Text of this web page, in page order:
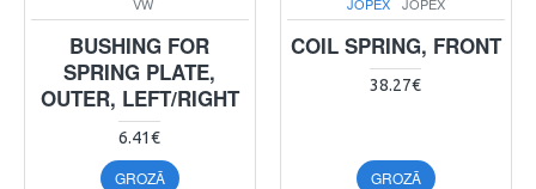
BUSHING FOR
SPRING PLATE,
OUTER, LEFT/RIGHT
6.41€
GROZĀ
COIL SPRING, FRONT
38.27€
GROZĀ